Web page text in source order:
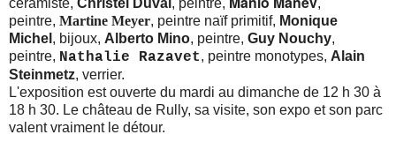
céramiste, Christel Duval , peintre,
,
peintre, Martine Meyer, peintre naïf primitif, Monique
Miche , bijoux, Alberto Mino, peintre, Guy Nouchy,
peintre, Nathalie Razavet, peintre monotypes, Alain
Steinmetz, verrier.
L'exposition est ouverte du mardi au dimanche de 12 h 30 à
18 h 30. Le château de Rully, sa visite, son expo et son parc
valent vraiment le détour.